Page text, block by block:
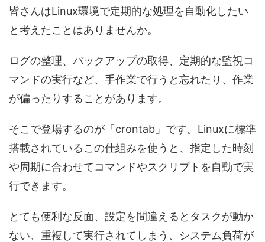
皆さんはLinux環境で定期的な処理を自動化したい
と考えたことはありませんか。
ログの整理、バックアップの取得、定期的な監視コ
マンドの実行など、手作業で行うと忘れたり、作業
が偏ったりすることがあります。
そこで登場するのが「crontab」です。Linuxに標準
搭載されているこの仕組みを使うと、指定した時刻
や周期に合わせてコマンドやスクリプトを自動で実
行できます。
とても便利な反面、設定を間違えるとタスクが動か
ない、重複して実行されてしまう、システム負荷が